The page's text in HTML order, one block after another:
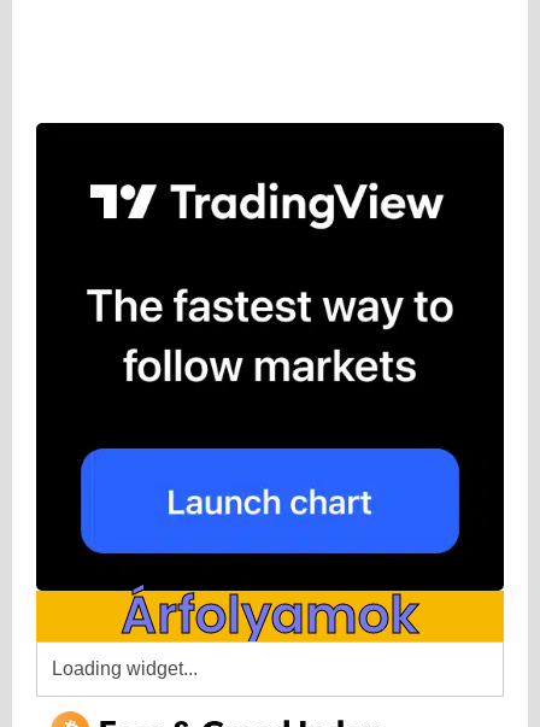
Árfolyamok